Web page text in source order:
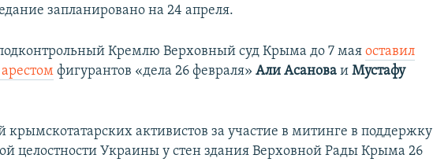
запланировано на 24 апреля.
Кремлю Верховный суд Крыма до 7 маяоставил
фигурантов «дела 26 февраля» Али Асановаи Мустафу
крымскотатарских активистов за участие в митинге в поддержку
целостности Украины у стен здания Верховной Рады Крыма 26